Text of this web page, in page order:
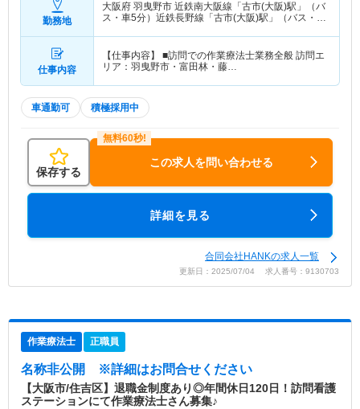
勤務地
大阪府 羽曳野市 近鉄南大阪線「古市(大阪)駅」（バ
ス・車5分）近鉄長野線「古市(大阪)駅」（バス・車
仕事内容
【仕事内容】 ■訪問での作業療法士業務全般 訪問エ
リア：羽曳野市・富田林・藤…
車通勤可 積極採用中
保存する
この求人を問い合わせる
詳細を見る
合同会社HANKの求人一覧
更新日：2025/07/04 求人番号：9130703
作業療法士 正職員
名称非公開 ※詳細はお問合せください
【大阪市/住吉区】退職金制度あり◎年間休日120日！訪問看護
ステーションにて作業療法士さん募集♪